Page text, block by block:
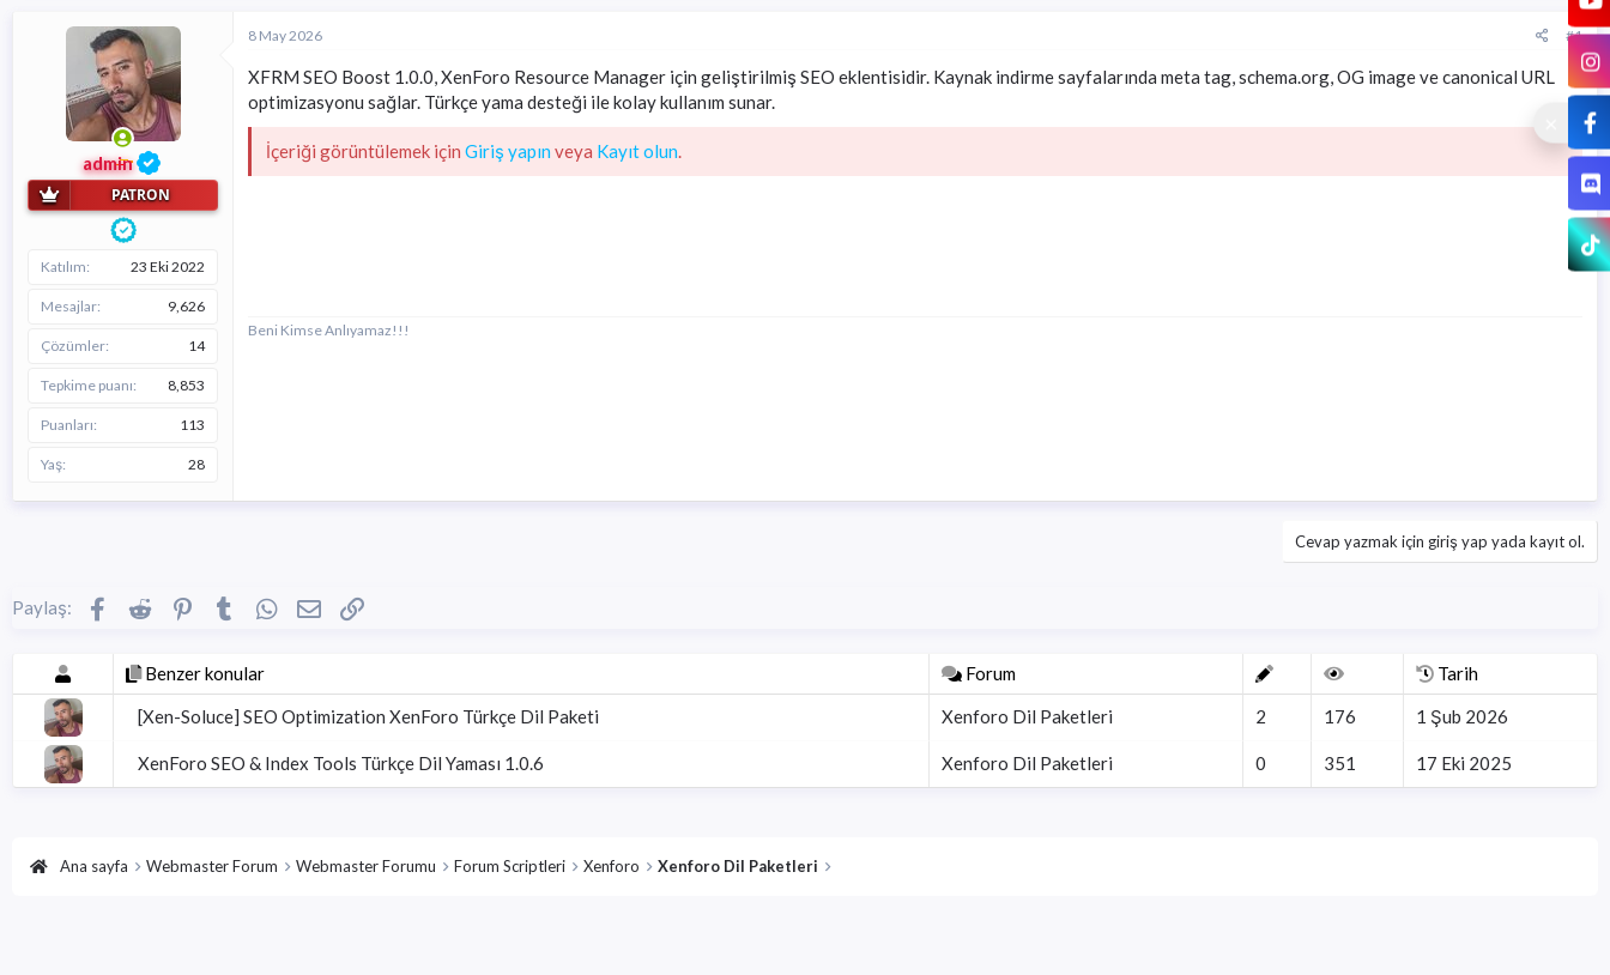
h
admin
PATRON
Katılım 23 Eki 2022
Mesajlar 9,626
Çözümler 14
Tepkime puanı 8,853
Puanları 113
Yaş 28
8 May 2026 #1
XFRM SEO Boost 1.0.0, XenForo Resource Manager için geliştirilmiş SEO eklentisidir. Kaynak indirme sayfalarında meta tag, schema.org, OG image ve canonical URL
optimizasyonu sağlar. Türkçe yama desteği ile kolay kullanım sunar.
İçeriği görüntülemek için Giriş yapınveya Kayıt olun.
Beni Kimse Anlıyamaz!!!
Cevap yazmak için giriş yap yada kayıt ol.
Paylaş: Facebook
Reddit Pinterest
Tumblr WhatsApp
E-posta
Benzer konular Forum
Tarih
[Xen-Soluce] SEO Optimization XenForo Türkçe Dil Paketi
Xenforo Dil Paketleri 2 176 1 Şub 2026
XenForo SEO & Index Tools Türkçe Dil Yaması 1.0.6 Xenforo Dil Paketleri 0 351 17 Eki 2025
Ana sayfa Webmaster Forum Webmaster Forumu Forum Scriptleri Xenforo Xenforo Dil Paketleri